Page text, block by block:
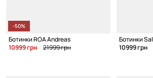
-50%
Ботинки ROA Andreas
10999 грн
21999 грн
10999 грн